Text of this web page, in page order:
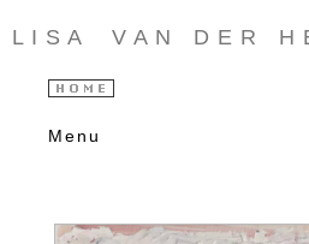
L I S A V A N D E R H
Menu